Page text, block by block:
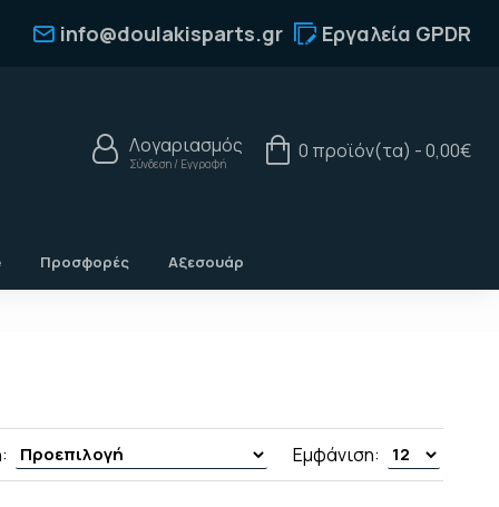
info@doulakisparts.gr Εργαλεία GPDR
Λογαριασμός
Σύνδεση / Εγγραφή
0 προϊόν(τα) - 0,00€
Προσφορές Αξεσουάρ
Εμφάνιση: